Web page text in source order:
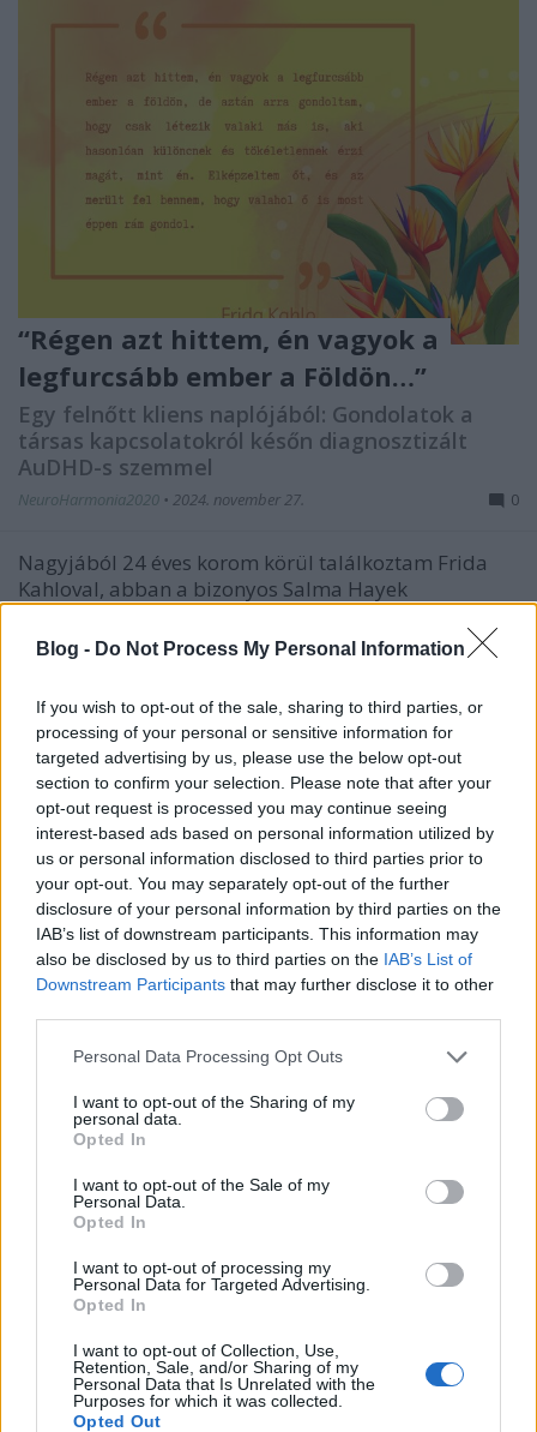
Blog - Do Not Process My Personal Information
If you wish to opt-out of the sale, sharing to third parties, or
processing of your personal or sensitive information for
targeted advertising by us, please use the below opt-out
section to confirm your selection. Please note that after your
opt-out request is processed you may continue seeing
interest-based ads based on personal information utilized by
us or personal information disclosed to third parties prior to
your opt-out. You may separately opt-out of the further
disclosure of your personal information by third parties on the
IAB’s list of downstream participants. This information may
also be disclosed by us to third parties on the IAB’s List of
Downstream Participants that may further disclose it to other
Please note that this website/app uses one or more Google
not limited to your visit or usage behaviour. You may click to
grant or deny consent to Google and its third-party tags to
use your data for below specified purposes in below Google
consent section.
Personal Data Processing Opt Outs
I want to opt-out of the Sharing of my
personal data.
Opted In
I want to opt-out of the Sale of my
Personal Data.
Opted In
I want to opt-out of processing my
Personal Data for Targeted Advertising.
Opted In
I want to opt-out of Collection, Use,
Retention, Sale, and/or Sharing of my
Personal Data that Is Unrelated with the
Purposes for which it was collected.
Opted Out
“Régen azt hittem, én vagyok a
legfurcsább ember a Földön…”
Egy felnőtt kliens naplójából: Gondolatok a
társas kapcsolatokról későn diagnosztizált
AuDHD-s szemmel
NeuroHarmonia2020 • 2024. november 27. 0
Nagyjából 24 éves korom körül találkoztam Frida
Kahloval, abban a bizonyos Salma Hayek
volt, hogy Fridát felkapta volna a popkultúra és
arcát lépten-nyomon vászontáskákon, gerilla art
matricákon, tetkók tömkelegén és kitűzökön
láthattuk város- és…
"Ez egy állapot, ami sosem állapodik
meg"
A diagnosztikai folyamat: egy kihívásokkal teli,
NeuroHarmonia2020•2024. október 02.
Elindulni azon az úton, amit egy diagnosztikai
folyamat jelent...kicsit hasonlít talán ahhoz, mint
amikor Dorothy házát felkapja a forgószél és Kansas
elszáll alóla. Azonban a helyre, ahová kerül, nem